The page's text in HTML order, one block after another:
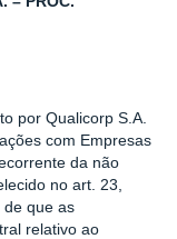
por Qualicorp S.A.
com Empresas
da não
no art. 23,
de que as
relativo ao